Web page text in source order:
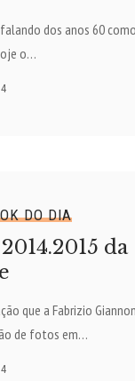
dos anos 60
o…
DO DIA
da
que a Fabrizio
de fotos em…